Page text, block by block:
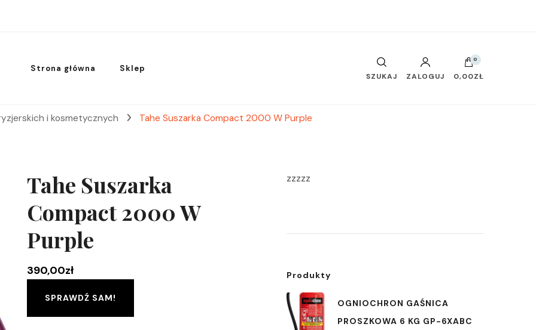
Strona główna Sklep
SZUKAJ ZALOGUJ
0
0,00ZŁ
i kosmetycznych Tahe Suszarka Compact 2000 W Purple
Tahe Suszarka
Compact 2000 W
Purple
390,00zł
SPRAWDŹ SAM!
zzzzz
Produkty
OGNIOCHRON GAŚNICA
PROSZKOWA 6 KG GP-6XABC